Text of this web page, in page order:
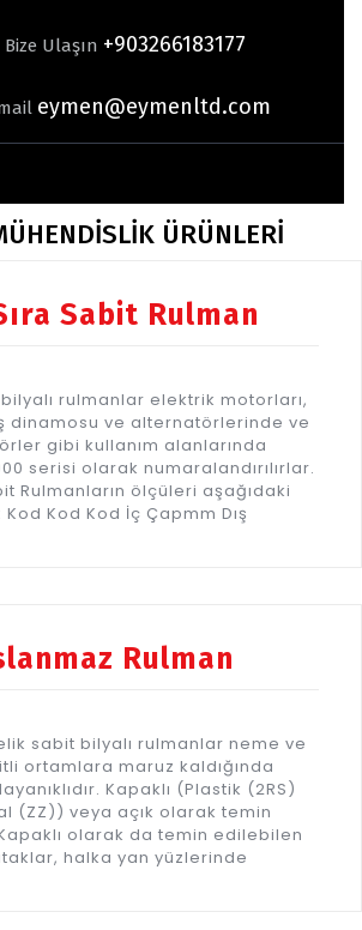
Bize Ulaşın +903266183177
eymen@eymenltd.com
ÜRÜNLERİ
Sabit Rulman
rulmanlar elektrik motorları,
dinamosu ve alternatörlerinde ve
gibi kullanım alanlarında
serisi olarak numaralandırılırlar.
Rulmanların ölçüleri aşağıdaki
Kod Kod İç Çapmm Dış
Rulman
sabit bilyalı rulmanlar neme ve
ortamlara maruz kaldığında
Kapaklı (Plastik (2RS)
(ZZ)) veya açık olarak temin
olarak da temin edilebilen
halka yan yüzlerinde